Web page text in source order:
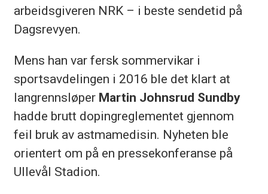
arbeidsgiveren NRK – i beste sendetid på
Dagsrevyen.
Mens han var fersk sommervikar i
sportsavdelingen i 2016 ble det klart at
langrennsløper Martin Johnsrud Sundby
hadde brutt dopingreglementet gjennom
feil bruk av astmamedisin. Nyheten ble
orientert om på en pressekonferanse på
Ullevål Stadion.